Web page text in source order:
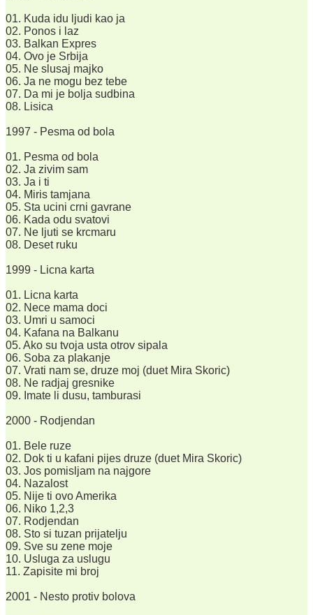
01. Kuda idu ljudi kao ja
02. Ponos i laz
03. Balkan Expres
04. Ovo je Srbija
05. Ne slusaj majko
06. Ja ne mogu bez tebe
07. Da mi je bolja sudbina
08. Lisica
1997 - Pesma od bola
01. Pesma od bola
02. Ja zivim sam
03. Ja i ti
04. Miris tamjana
05. Sta ucini crni gavrane
06. Kada odu svatovi
07. Ne ljuti se krcmaru
08. Deset ruku
1999 - Licna karta
01. Licna karta
02. Nece mama doci
03. Umri u samoci
04. Kafana na Balkanu
05. Ako su tvoja usta otrov sipala
06. Soba za plakanje
07. Vrati nam se, druze moj (duet Mira Skoric)
08. Ne radjaj gresnike
09. Imate li dusu, tamburasi
2000 - Rodjendan
01. Bele ruze
02. Dok ti u kafani pijes druze (duet Mira Skoric)
03. Jos pomisljam na najgore
04. Nazalost
05. Nije ti ovo Amerika
06. Niko 1,2,3
07. Rodjendan
08. Sto si tuzan prijatelju
09. Sve su zene moje
10. Usluga za uslugu
11. Zapisite mi broj
2001 - Nesto protiv bolova